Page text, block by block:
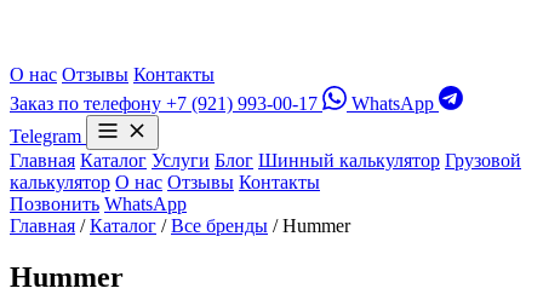
О нас Отзывы Контакты
Заказ по телефону +7 (921) 993-00-17
WhatsApp
Telegram
Главная Каталог Услуги Блог Шинный калькулятор Грузовой
калькулятор О нас Отзывы Контакты
Позвонить WhatsApp
Главная / Каталог / Все бренды / Hummer
Hummer